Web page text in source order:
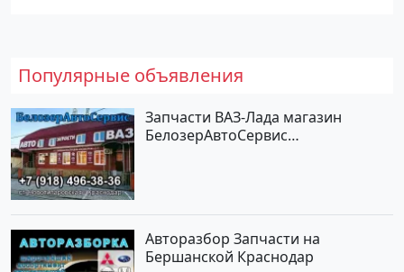
Популярные объявления
Запчасти ВАЗ-Лада магазин
БелозерАвтоСервис
Авторазбор Запчасти на
Бершанской Краснодар